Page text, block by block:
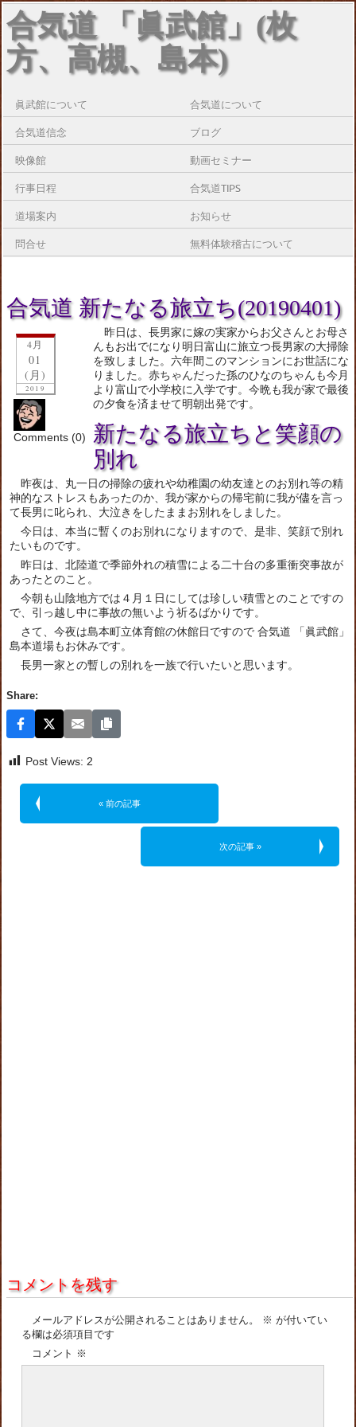
合気道 「眞武館」(枚
方、高槻、島本)
眞武館について 合気道について
合気道信念 ブログ
映像館 動画セミナー
行事日程 合気道TIPS
道場案内 お知らせ
問合せ 無料体験稽古について
合気道 新たなる旅立ち(20190401)
4月
01
(月)
2019
Comments (0)
昨日は、長男家に嫁の実家からお父さんとお母さ
んもお出でになり明日富山に旅立つ長男家の大掃除
を致しました。六年間このマンションにお世話にな
りました。赤ちゃんだった孫のひなのちゃんも今月
より富山で小学校に入学です。今晩も我が家で最後
の夕食を済ませて明朝出発です。
新たなる旅立ちと笑顔の
別れ
昨夜は、丸一日の掃除の疲れや幼稚園の幼友達とのお別れ等の精
神的なストレスもあったのか、我が家からの帰宅前に我が儘を言っ
て長男に叱られ、大泣きをしたままお別れをしました。
今日は、本当に暫くのお別れになりますので、是非、笑顔で別れ
たいものです。
昨日は、北陸道で季節外れの積雪による二十台の多重衝突事故が
あったとのこと。
今朝も山陰地方では４月１日にしては珍しい積雪とのことですの
で、引っ越し中に事故の無いよう祈るばかりです。
さて、今夜は島本町立体育館の休館日ですので 合気道 「眞武館」
島本道場もお休みです。
長男一家との暫しの別れを一族で行いたいと思います。
Share:
Post Views: 2
« 前の記事
次の記事 »
コメントを残す
メールアドレスが公開されることはありません。 ※ が付いてい
る欄は必須項目です
コメント ※